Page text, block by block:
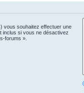
vous souhaitez effectuer une
inclus si vous ne désactivez
forums ».